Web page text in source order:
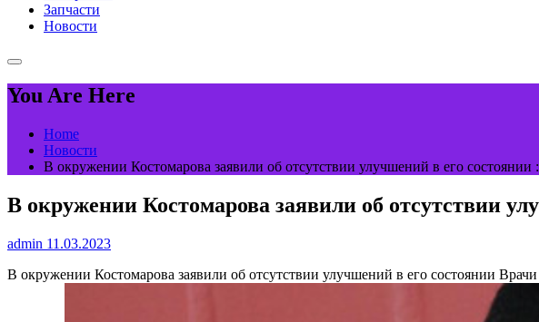
Запчасти
Новости
You Are Here
Home
Новости
В окружении Костомарова заявили об отсутствии улучшений в его
В окружении Костомарова заявили об отсутствии
admin 11.03.2023
В окружении Костомарова заявили об отсутствии улучшений в его состоянии